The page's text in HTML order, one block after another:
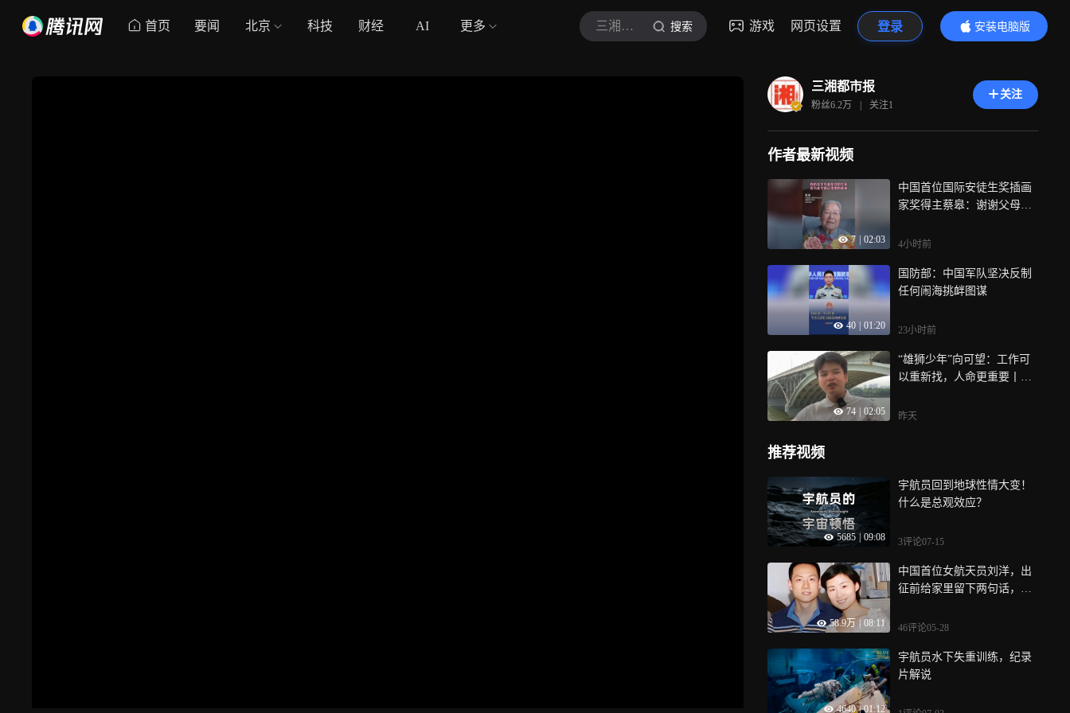
首页 要闻 北京 科技 财经 AI 更多 三湘都市报 搜索 游戏 网页设置 登录
安装电脑版
内容更精彩
三湘都市报
粉丝6.2万 | 关注1
关注
作者最新视频
7 02:03
中国首位国际安徒生奖插画
家奖得主蔡皋：谢谢父母赐
表的是低处的生命，因为爱
4小时前
40 01:20
国防部：中国军队坚决反制
任何闹海挑衅图谋
23小时前
74 02:05
“雄狮少年”向可望：工作可
以重新找，人命更重要丨对
昨天
推荐视频
5685 09:08
宇航员回到地球性情大变！
什么是总观效应？
3评论07-15
58.9万 | 08:11
中国首位女航天员刘洋，出
征前给家里留下两句话，泪
46评论05-28
4640 | 01:12
宇航员水下失重训练，纪录
片解说